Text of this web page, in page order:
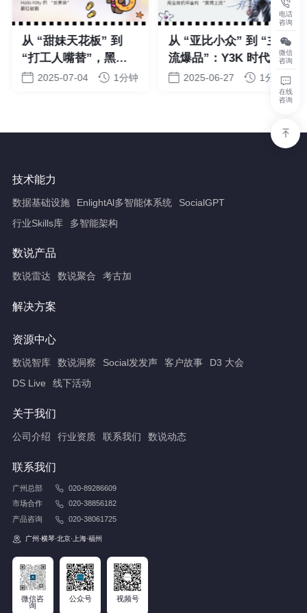
从 “甜妹天花板” 到
“打工人嘴替”，黑皮
Kitty 翻红折射出的消
2025-07-04 1分钟
从 “亚比小众” 到 “主
流爆品”：Y3K 时代品
牌如何让消费者成为
2025-06-27 1分钟
技术能力
数据基础设施 EnlightAl多智能体系统
SocialGPT
行业Skills库
多智能架构
数说产品
数说雷达 数说聚合 考古加
解决方案
资源中心
数说智库 数说洞察 Social发发声 客户故事
D3 大会
DS Live
线下活动
关于我们
公司介绍 行业资质 联系我们 数说动态
联系我们
广州总部
020-89286609
市场合作
020-38856182
产品咨询
020-38061725
广州·横琴·北京·上海·福州
微信咨
询
公众号 视频号
电话
咨询
微信
咨询
在线
咨询